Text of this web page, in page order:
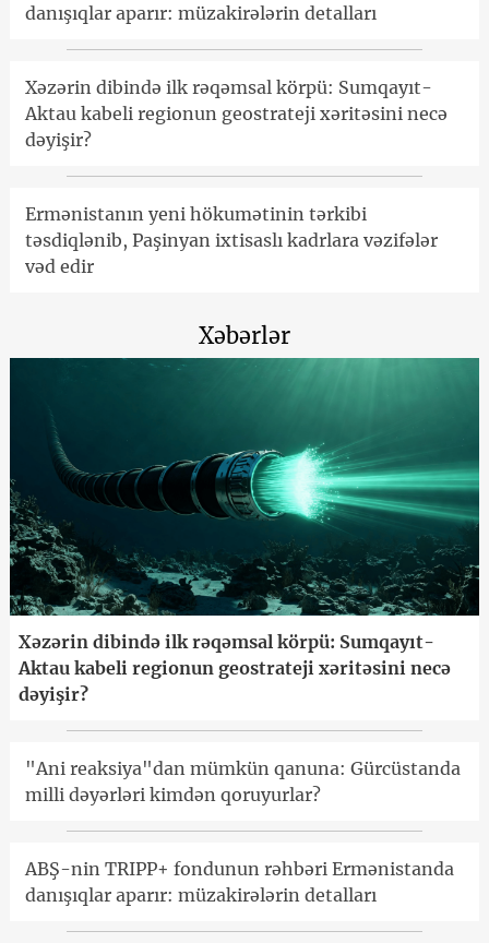
danışıqlar aparır: müzakirələrin detalları
Xəzərin dibində ilk rəqəmsal körpü: Sumqayıt-
Aktau kabeli regionun geostrateji xəritəsini necə
dəyişir?
Ermənistanın yeni hökumətinin tərkibi
təsdiqlənib, Paşinyan ixtisaslı kadrlara vəzifələr
vəd edir
Xəbərlər
Xəzərin dibində ilk rəqəmsal körpü: Sumqayıt-
Aktau kabeli regionun geostrateji xəritəsini necə
dəyişir?
"Ani reaksiya"dan mümkün qanuna: Gürcüstanda
milli dəyərləri kimdən qoruyurlar?
ABŞ-nin TRIPP+ fondunun rəhbəri Ermənistanda
danışıqlar aparır: müzakirələrin detalları